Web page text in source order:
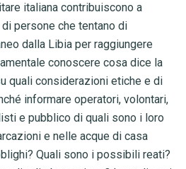
italiana contribuiscono a
persone che tentano di
dalla Libia per raggiungere
conoscere cosa dice la
quali considerazioni etiche e di
informare operatori, volontari,
e pubblico di quali sono i loro
e nelle acque di casa
Quali sono i possibili reati?